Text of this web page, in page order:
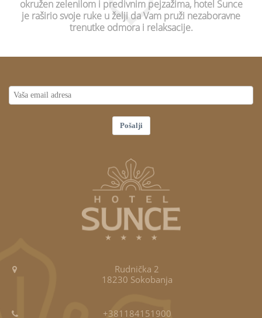
okružen zelenilom i predivnim pejzažima, hotel Sunce
je raširio svoje ruke u želji da Vam pruži nezaboravne
trenutke odmora i relaksacije.
Pošalji
Rudnička 2
18230 Sokobanja
+381184151900